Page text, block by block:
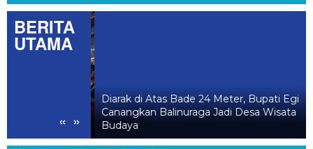
BERITA
UTAMA
« »
Diarak di Atas Bade 24 Meter, Bupati Egi
Canangkan Balinuraga Jadi Desa Wisata
Budaya